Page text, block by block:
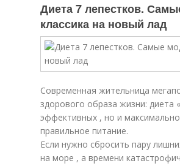
Диета 7 лепестков.
классика на новый лад
Современная жительница
здорового образа жизни: диета
эффективных , но и
правильное питание.
Если нужно сбросить пару
на море , а времени